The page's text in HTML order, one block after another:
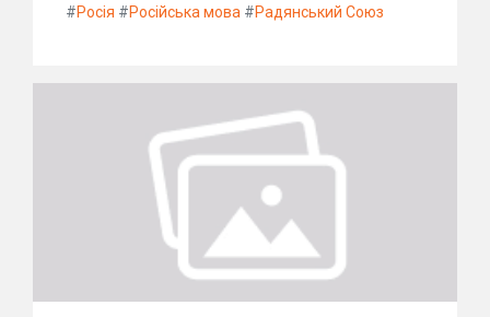
#Росія #Російська мова #Радянський Союз